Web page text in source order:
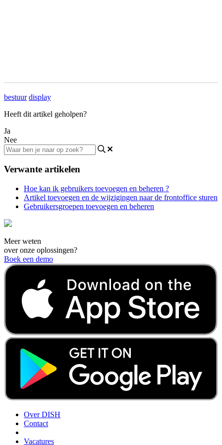
bestuur display
Heeft dit artikel geholpen?
Ja
Nee
Verwante artikelen
Hoe kan ik gebruikers toevoegen en beheren ?
Artikel toevoegen en de wijzigingen naar de frontoffice sturen
Gebruikersgroepen toevoegen en beheren
Meer weten
over onze oplossingen?
Boek een demo
Over DISH
Contact
Vacatures